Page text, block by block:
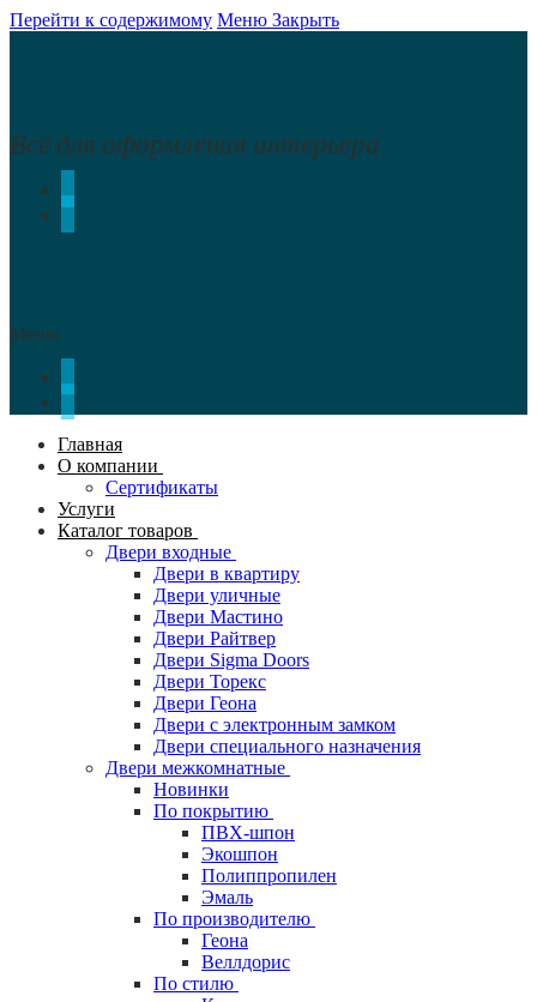
Перейти к содержимому Меню Закрыть
Всё для оформления интерьера
Меню
Главная
О компании
Сертификаты
Услуги
Каталог товаров
Двери входные
Двери в квартиру
Двери уличные
Двери Мастино
Двери Райтвер
Двери Sigma Doors
Двери Торекс
Двери Геона
Двери с электронным замком
Двери специального назначения
Двери межкомнатные
Новинки
По покрытию
ПВХ-шпон
Экошпон
Полиппропилен
Эмаль
По производителю
Геона
Веллдорис
По стилю